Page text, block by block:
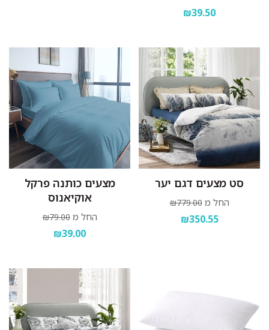
₪39.50
סט מצעים דגם יער
החל מ ₪779.00
₪350.55
מצעים כותנה פרקל
אוקיאנוס
החל מ ₪79.00
₪39.00